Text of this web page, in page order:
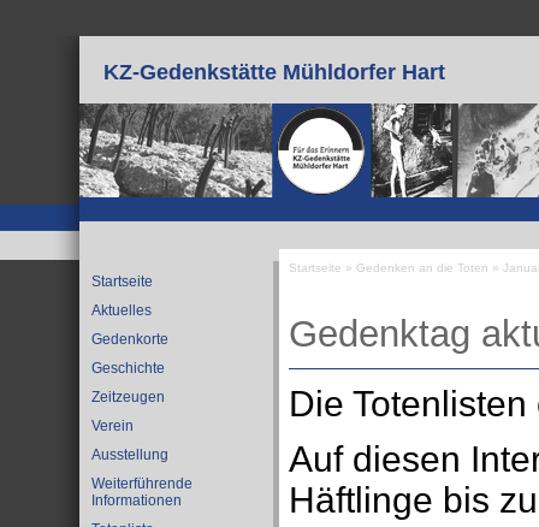
KZ-Gedenkstätte Mühldorfer Hart
Startseite
Aktuelles
Gedenkorte
Geschichte
Zeitzeugen
Verein
Ausstellung
Weiterführende
Informationen
Startseite » Gedenken an die Toten »
Gedenktag
Die
Auf diesen
Häftlinge bis